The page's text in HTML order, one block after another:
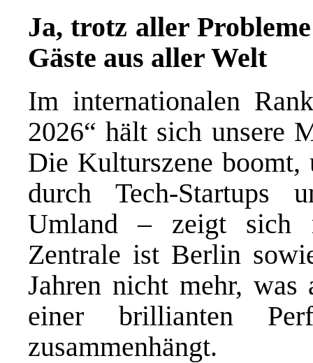
Ja, trotz aller
Gäste aus aller Welt
Im internationalen
2026“ hält sich unsere
Die Kulturszene
durch Tech-Startups
Umland – zeigt sich
Zentrale ist Berlin
Jahren nicht mehr,
einer brillianten
zusammenhängt.